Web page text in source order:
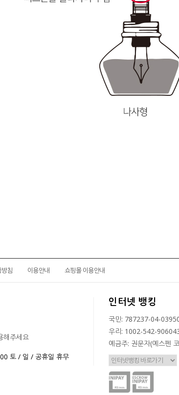
침 이용안내 쇼핑몰 이용안내
해주세요
토 / 일 / 공휴일 휴무
인터넷 뱅킹
국민: 787237-04-
우리: 1002-542-
예금주: 권문자(예스펜